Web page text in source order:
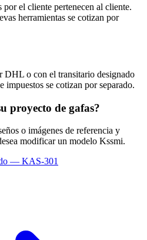
el cliente pertenecen al cliente.
herramientas se cotizan por
DHL o con el transitario designado
impuestos se cotizan por separado.
proyecto de gafas?
o imágenes de referencia y
modificar un modelo Kssmi.
— KAS-301